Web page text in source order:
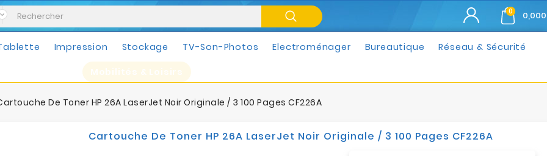
0
Impression Stockage TV-Son-Photos Electroménager Bureautique Réseau & Sécurité
Mobilités & Loisirs
De Toner HP 26A LaserJet Noir Originale / 3 100 Pages CF226A
Cartouche De Toner HP 26A LaserJet Noir Originale / 3 100 Pages CF226A